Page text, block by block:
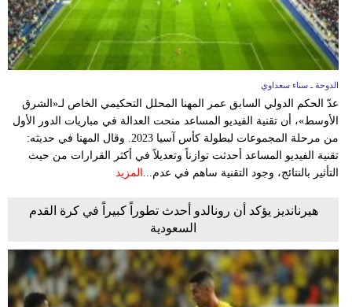
الدوحة ـ سناء سعداوي
عدّ الحكم الدولي السابق عمر المهنا المحلل التحكيمي الخاص لـ«الشرق
الأوسط»، أن تقنية الفيديو المساعد منحت العدالة في مباريات الدور الأول
من مرحلة المجموعات لبطولة كأس آسيا 2023. وقال المهنا في حديثه:
تقنية الفيديو المساعد أحدثت توازناً وتعديلاً في أكثر القرارات من حيث
التأثير بالنتائج، وجود التقنية ساهم في عدم... المزيد
هيرنانديز يؤكد أن رونالدو أحدث تطوراً كبيراً في كرة القدم
السعودية